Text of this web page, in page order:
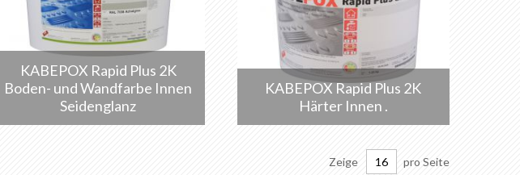
KABEPOX Rapid Plus 2K
Boden- und Wandfarbe Innen
Seidenglanz
KABEPOX Rapid Plus 2K
Härter Innen .
Zeige pro Seite